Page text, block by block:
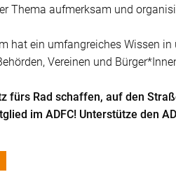
Thema aufmerksam und
hat ein umfangreiches Wissen
Vereinen und
fürs Rad schaffen, auf den
im ADFC! Unterstütze den